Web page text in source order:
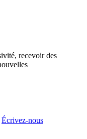
recevoir des
Écrivez-nous